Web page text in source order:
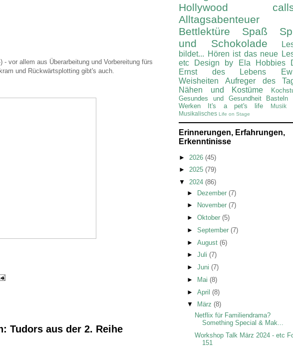
vor allem aus Überarbeitung und Vorbereitung fürs
und Rückwärtsplotting gibt's auch.
Tudors aus der 2. Reihe
Hollywood
Alltagsabenteuer
Bettlektüre
Spaß
und Schokolade
bildet... Hören ist das neue
etc
Design by Ela Hobbies
Ernst des Lebens
Weisheiten
Aufreger des
Nähen und Kostüme
Gesundes und Gesundheit
Basteln
Werken
It's a pet's life
Musik
Musikalisches Life on Stage
Erinnerungen, Erfahrungen,
Erkenntinisse
► 2026 (45)
► 2025 (79)
▼ 2024 (86)
► Dezember (7)
►
November (7)
► Oktober (5)
► September (7)
► August (6)
► Juli (7)
► Juni (7)
►
Mai (8)
► April (8)
▼
März (8)
Netflix für Familiendrama?
Something Special & Mak...
Workshop Talk März 2024 - etc
151